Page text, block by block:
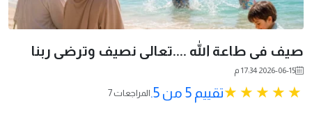
صيف فى طاعة الله ....تعالى نصيف وترضى ربنا
2026-06-15 17:34 م
تقييم 5 من 5. 7 المراجعات